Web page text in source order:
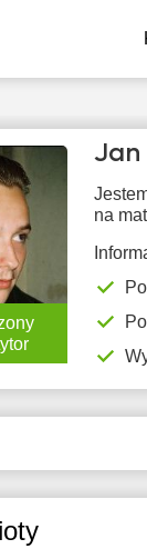
Jan
na
pią
7
15:30